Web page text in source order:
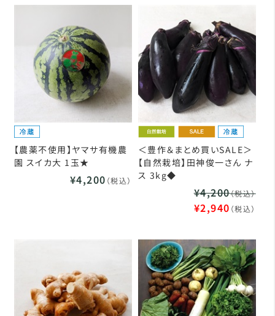
【農薬不使用】ヤマサ有機農
園 スイカ大 1玉★
¥4,200 （税込）
＜豊作＆まとめ買いSALE＞
【自然栽培】田神俊一さん ナ
ス 3kg◆
¥4,200（税込）
¥2,940 （税込）